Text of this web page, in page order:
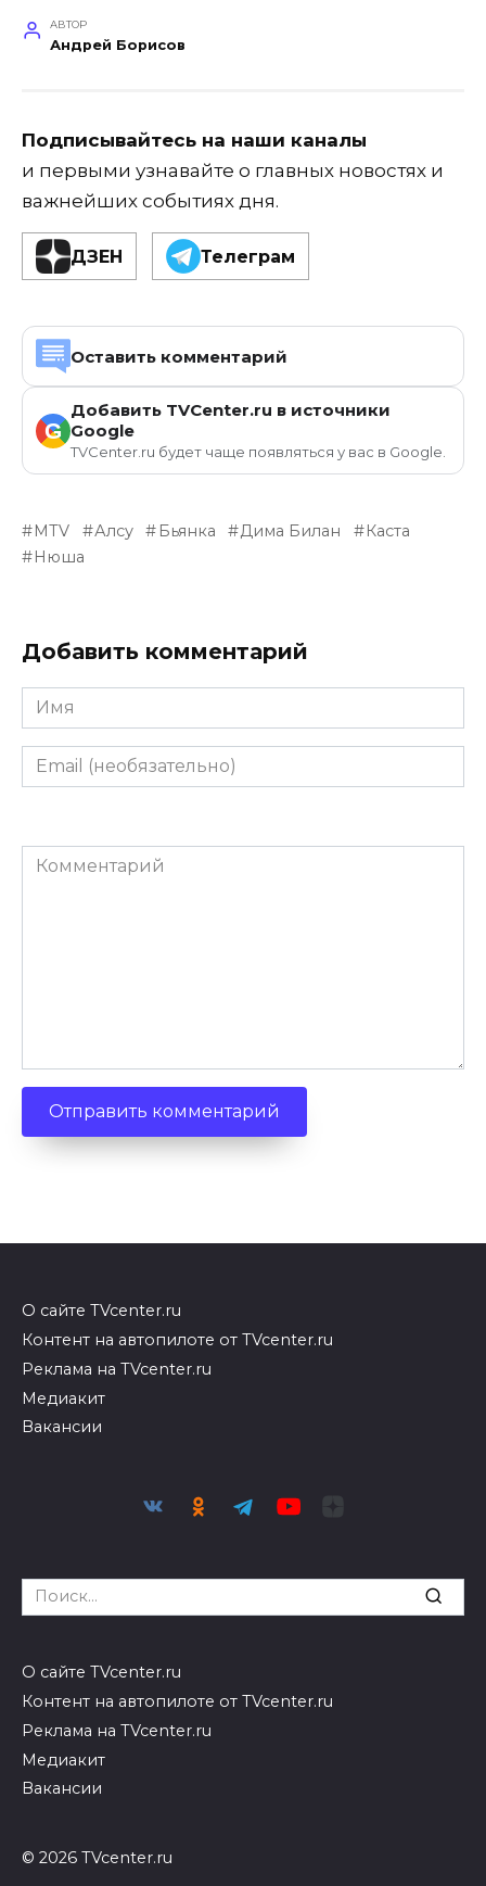
АВТОР
Андрей Борисов
Подписывайтесь на наши каналы
и первыми узнавайте о главных новостях и
важнейших событиях дня.
ДЗЕН Телеграм
Оставить комментарий
G
Добавить TVCenter.ru в источники
Google
TVCenter.ru будет чаще появляться у вас в Google.
MTV Алсу Бьянка Дима Билан
Каста
Нюша
Добавить комментарий
Имя
Email
(необязательно)
Комментарий
О сайте TVcenter.ru
Контент на автопилоте от TVcenter.ru
Реклама на TVcenter.ru
Медиакит
Вакансии
Search
for:
О сайте TVcenter.ru
Контент на автопилоте от TVcenter.ru
Реклама на TVcenter.ru
Медиакит
Вакансии
© 2026 TVcenter.ru